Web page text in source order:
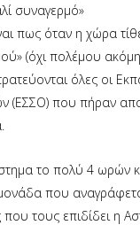
συναγερμό»
πως όταν η χώρα
(όχι πολέμου
όλες οι
(ΕΣΣΟ) που πήραν
το πολύ 4 ωρών
που
τους επιδίδει η